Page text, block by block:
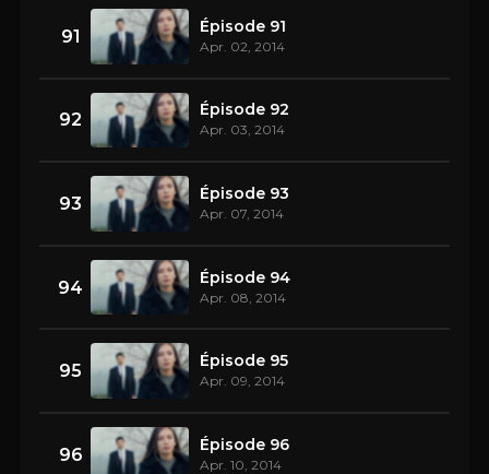
91 Épisode 91
Apr. 02, 2014
92 Épisode 92
Apr. 03, 2014
93 Épisode 93
Apr. 07, 2014
94 Épisode 94
Apr. 08, 2014
95 Épisode 95
Apr. 09, 2014
96 Épisode 96
Apr. 10, 2014